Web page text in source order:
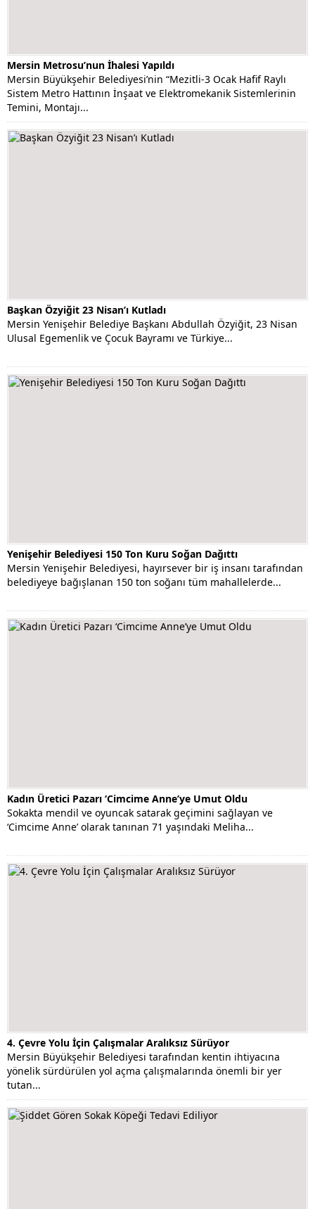
Mersin Metrosu’nun İhalesi Yapıldı
Mersin Büyükşehir Belediyesi’nin “Mezitli-3 Ocak Hafif Raylı
Sistem Metro Hattının İnşaat ve Elektromekanik Sistemlerinin
Temini, Montajı...
Başkan Özyiğit 23 Nisan’ı Kutladı
Mersin Yenişehir Belediye Başkanı Abdullah Özyiğit, 23 Nisan
Ulusal Egemenlik ve Çocuk Bayramı ve Türkiye...
Yenişehir Belediyesi 150 Ton Kuru Soğan Dağıttı
Mersin Yenişehir Belediyesi, hayırsever bir iş insanı tarafından
belediyeye bağışlanan 150 ton soğanı tüm mahallelerde...
Kadın Üretici Pazarı ‘Cimcime Anne’ye Umut Oldu
Sokakta mendil ve oyuncak satarak geçimini sağlayan ve
‘Cimcime Anne’ olarak tanınan 71 yaşındaki Meliha...
4. Çevre Yolu İçin Çalışmalar Aralıksız Sürüyor
Mersin Büyükşehir Belediyesi tarafından kentin ihtiyacına
yönelik sürdürülen yol açma çalışmalarında önemli bir yer
tutan...